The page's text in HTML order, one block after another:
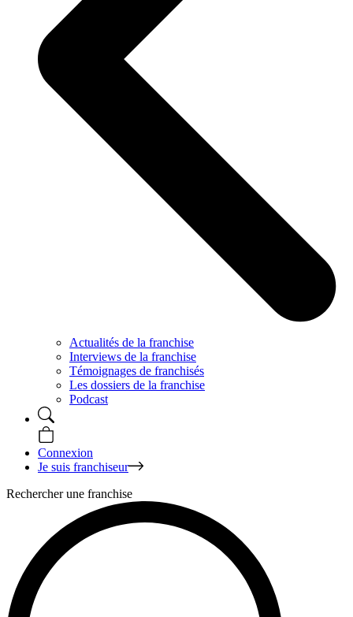
Actualités de la franchise
Interviews de la franchise
Témoignages de franchisés
Les dossiers de la franchise
Podcast
Connexion
Je suis franchiseur
Rechercher une franchise